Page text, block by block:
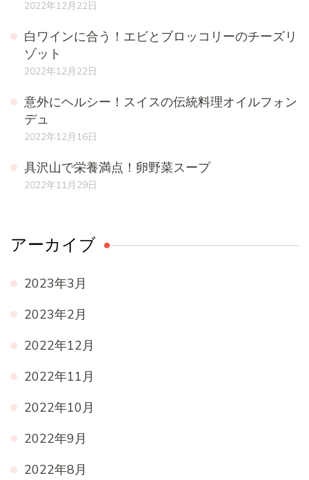
2022年12月22日
白ワインに合う！エビとブロッコリーのチーズリ
ゾット
2022年12月22日
意外にヘルシー！スイスの伝統料理オイルフォン
デュ
2022年12月16日
具沢山で栄養満点！卵野菜スープ
2022年11月29日
アーカイブ
2023年3月
2023年2月
2022年12月
2022年11月
2022年10月
2022年9月
2022年8月